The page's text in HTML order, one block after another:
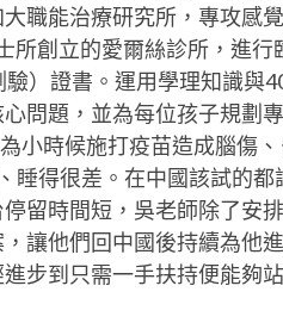
職能治療研究所，專攻感
所創立的愛爾絲診所，進行
）證書。運用學理知識與
問題，並為每位孩子規劃
小時候施打疫苗造成腦傷
睡得很差。在中國該試的都
留時間短，吳老師除了安
讓他們回中國後持續為他
步到只需一手扶持便能夠